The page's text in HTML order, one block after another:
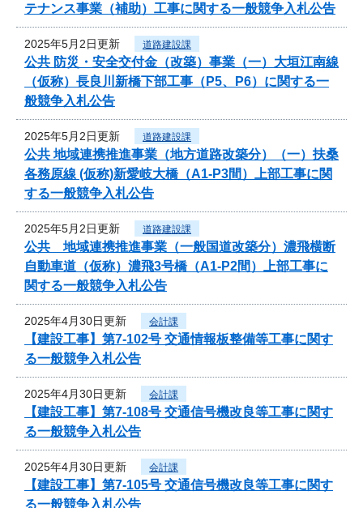
テナンス事業（補助）工事に関する一般競争入札公告
2025年5月2日更新 道路建設課
公共 防災・安全交付金（改築）事業（一）大垣江南線
（仮称）長良川新橋下部工事（P5、P6）に関する一
般競争入札公告
2025年5月2日更新 道路建設課
公共 地域連携推進事業（地方道路改築分）（一）扶桑
各務原線 (仮称)新愛岐大橋（A1-P3間）上部工事に関
する一般競争入札公告
2025年5月2日更新 道路建設課
公共 地域連携推進事業（一般国道改築分）濃飛横断
自動車道（仮称）濃飛3号橋（A1-P2間）上部工事に
関する一般競争入札公告
2025年4月30日更新 会計課
【建設工事】第7-102号 交通情報板整備等工事に関す
る一般競争入札公告
2025年4月30日更新 会計課
【建設工事】第7-108号 交通信号機改良等工事に関す
る一般競争入札公告
2025年4月30日更新 会計課
【建設工事】第7-105号 交通信号機改良等工事に関す
る一般競争入札公告